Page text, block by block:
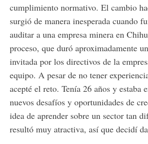
cumplimiento normativo. El cambio
surgió de manera inesperada cuando
auditar a una empresa minera en
proceso, que duró aproximadamente
invitada por los directivos de la
equipo. A pesar de no tener
acepté el reto. Tenía 26 años y estaba
nuevos desafíos y oportunidades de
idea de aprender sobre un sector tan
resultó muy atractiva, así que decidí